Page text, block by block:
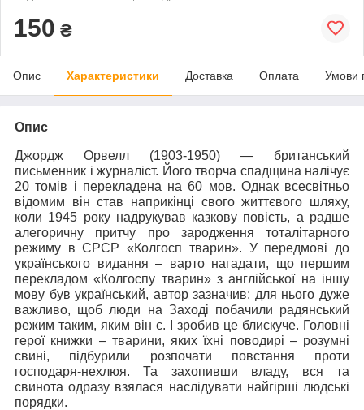
150 ₴
Опис Характеристики Доставка Оплата Умови
Опис
Джордж Орвелл (1903-1950) — британський
письменник і журналіст. Його творча спадщина налічує
20 томів і перекладена на 60 мов. Однак всесвітньо
відомим він став наприкінці свого життєвого шляху,
коли 1945 року надрукував казкову повість, а радше
алегоричну притчу про зародження тоталітарного
режиму в СРСР «Колгосп тварин». У передмові до
українського видання – варто нагадати, що першим
перекладом «Колгоспу тварин» з англійської на іншу
мову був український, автор зазначив: для нього дуже
важливо, щоб люди на Заході побачили радянський
режим таким, яким він є. І зробив це блискуче. Головні
герої книжки – тварини, яких їхні поводирі – розумні
свині, підбурили розпочати повстання проти
господаря-нехлюя. Та захопивши владу, вся та
свинота одразу взялася наслідувати найгірші людські
порядки.